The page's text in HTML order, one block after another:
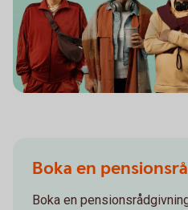
Boka en
Boka en